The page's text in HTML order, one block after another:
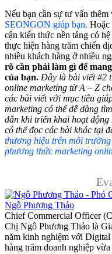
Nếu bạn cần sự tư vấn
SEONGON giúp bạn. Hoặc
cận kiến thức nền tảng có
thực hiện hàng trăm chiến
nhiều khách hàng ở nhiều
rõ cần phải làm gì để
của bạn. Đây là bài viết #2
online marketing từ A – Z
các bài viết với mục tiêu
marketing có thể dễ dàng
đắn khi triển khai hoạt
có thể đọc các bài khác tại
thương hiệu trên môi
phương thức marketing
Ngô Phương Thảo
Chief Commercial Officer
Chị Ngô Phương Thảo là
năm kinh nghiệm với
hàng trăm doanh nghiệp